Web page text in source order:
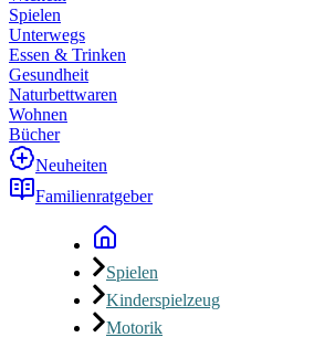
Spielen
Unterwegs
Essen & Trinken
Gesundheit
Naturbettwaren
Wohnen
Bücher
Neuheiten
Familienratgeber
Spielen
Kinderspielzeug
Motorik